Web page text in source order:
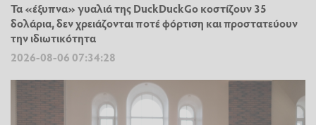
Τα «έξυπνα» γυαλιά της DuckDuckGo κοστίζουν 35
δολάρια, δεν χρειάζονται ποτέ φόρτιση και προστατεύουν
την ιδιωτικότητα
2026-08-06 07:34:28